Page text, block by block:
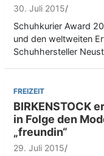
30. Juli 2015
Schuhkurier Award
und den weltweiten
Schuhhersteller
FREIZEIT
BIRKENSTOCK
in Folge den
„freundin“
29. Juli 2015